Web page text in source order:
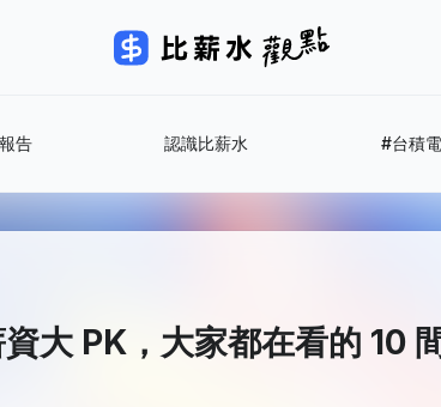
告 認識比薪水 #台積電
大 PK，大家都在看的 10